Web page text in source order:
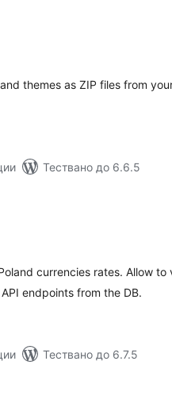
themes as ZIP files from
Тествано до 6.6.5
currencies rates. Allow to
endpoints from the DB.
Тествано до 6.7.5